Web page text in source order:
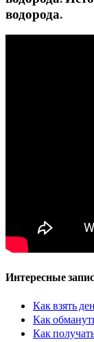
водорода.
Интересные
Как взять
Как
Как